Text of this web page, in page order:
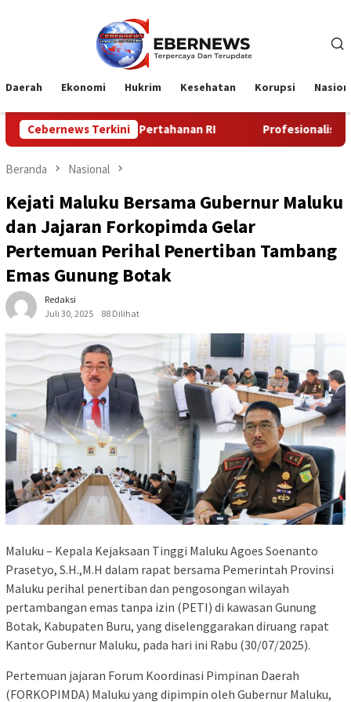
Daerah Ekonomi Hukrim Kesehatan Korupsi
Cebernews Terkini
RI Profesionalisme Prajurit Jadi Penekanan
Beranda Nasional
Kejati Maluku Bersama Gubernur Maluku
dan Jajaran Forkopimda Gelar
Pertemuan Perihal Penertiban Tambang
Emas Gunung Botak
Redaksi
Juli 30, 2025
88 Dilihat
Maluku – Kepala Kejaksaan Tinggi Maluku Agoes Soenanto
Prasetyo, S.H.,M.H dalam rapat bersama Pemerintah Provinsi
Maluku perihal penertiban dan pengosongan wilayah
pertambangan emas tanpa izin (PETI) di kawasan Gunung
Botak, Kabupaten Buru, yang diselenggarakan diruang rapat
Kantor Gubernur Maluku, pada hari ini Rabu (30/07/2025).
Pertemuan jajaran Forum Koordinasi Pimpinan Daerah
(FORKOPIMDA) Maluku yang dipimpin oleh Gubernur Maluku,